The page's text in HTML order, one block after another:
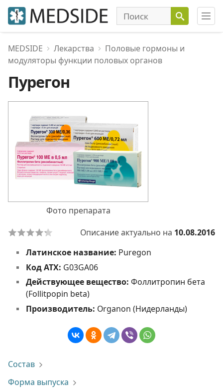
MEDSIDE Лекарства
Половые гормоны и
модуляторы функции половых органов
Пурегон
Фото препарата
Описание актуально на 10.08.2016
Латинское название: Puregon
Код АТХ: G03GA06
Действующее вещество: Фоллитропин бета
(Follitpopin beta)
Производитель: Organon (Нидерланды)
Состав
Форма выпуска